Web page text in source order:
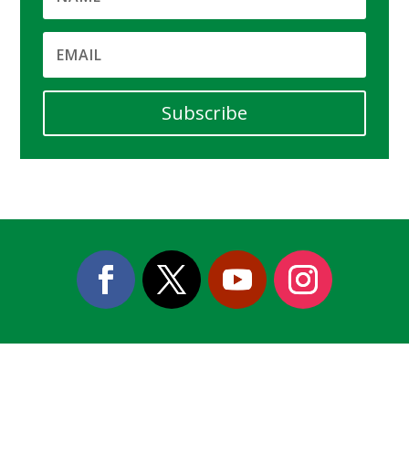
Subscribe